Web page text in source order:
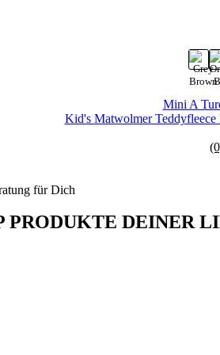
Mini A
Kid's Matwolmer Teddyfleece
für Dich
PRODUKTE DEINER